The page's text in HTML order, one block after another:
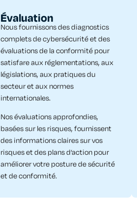
Évaluation
Nous fournissons des diagnostics
complets de cybersécurité et des
évaluations de la conformité pour
satisfare aux réglementations, aux
législations, aux pratiques du
secteur et aux normes
internationales.
Nos évaluations approfondies,
basées sur les risques, fournissent
des informations claires sur vos
risques et des plans d’action pour
améliorer votre posture de sécurité
et de conformité.